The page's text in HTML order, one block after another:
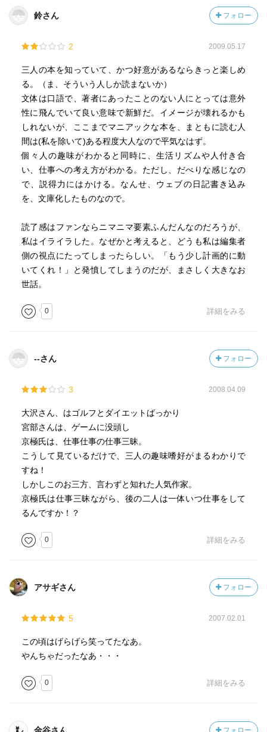
鈴さん フォロー
2 2009.05.17
三人の本を知っていて、かつ好意があるならきっと楽しめ
る。（ま、そういう人しか読まないか）
文体は口語で、著者にあったことのない人にとっては意外
性に飛んでいて良い意味で新鮮だ。イメージが壊れるかも
しれないが、ここまでマニアックな本を、まともに読む人
間は(私を除いて)ある程度大人なので平気なはず。
個々人の趣味がわかると同時に、生活リズムや人付き合
い、仕事への考え方がわかる。ただし、だべりな感じなの
で、説得力にはかける。なんせ、ウェブの日記書き込み
を、文庫化したものなので。
読了感はファンならニマニマ要素ふんだんなのだろうが、
私はイライラした。なぜかと考えると、どうも私は編集者
側の視点にたってしまったらしい。「もう少し計画的に動
いてくれ！」と発憤してしまうのだが、まさしく大きなお
世話。
0 詳細をみる
--さん フォロー
3 2008.04.09
大沢さん、はゴルフとダイエットばっかり
宮部さんは、ゲームに没頭し
京極氏は、仕事仕事の仕事三昧。
こうして見ているだけで、三人の趣味嗜好がまるわかりで
すね！
しかしこのお三方、言わずと知れた人気作家。
京極氏は仕事三昧ながら、後の二人は一体いつ仕事をして
るんですか！？
0 詳細をみる
アサギさん フォロー
5 2007.02.01
この頃はげらげら笑ってたなあ。
やんちゃだったなあ・・・
0 詳細をみる
フォロー